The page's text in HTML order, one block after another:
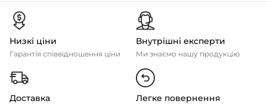
Низкі ціни
Гарантія співвідношення ціни
Внутрішні експерти
Ми знаємо нашу продукцію
Доставка Легке повернення